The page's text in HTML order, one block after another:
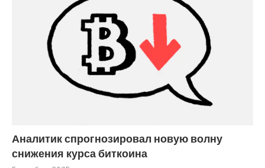
Аналитик спрогнозировал новую волну
снижения курса биткоина